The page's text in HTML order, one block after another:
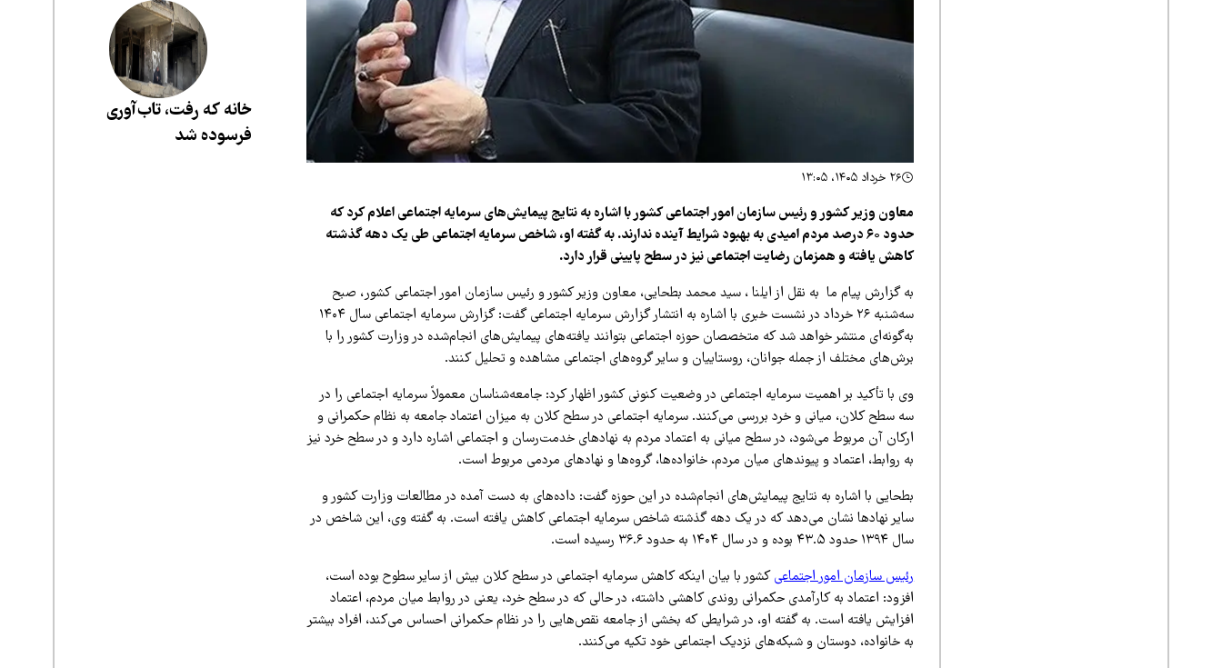
۲۶ خرداد ۱۴۰۵، ۱۳:۰۵
معاون وزیر کشور و رئیس سازمان امور اجتماعی کشور با اشاره به نتایج پیمایش‌های سرمایه اجتماعی اعلام کرد که
حدود ۶۰ درصد مردم امیدی به بهبود شرایط آینده ندارند. به گفته او، شاخص سرمایه اجتماعی طی یک دهه گذشته
کاهش یافته و همزمان رضایت اجتماعی نیز در سطح پایینی قرار دارد.
به گزارش پیام ما به نقل از ایلنا ، سید محمد بطحایی، معاون وزیر کشور و رئیس سازمان امور اجتماعی کشور، صبح
سه‌شنبه ۲۶ خرداد در نشست خبری با اشاره به انتشار گزارش سرمایه اجتماعی گفت: گزارش سرمایه اجتماعی سال ۱۴۰۴
به‌گونه‌ای منتشر خواهد شد که متخصصان حوزه اجتماعی بتوانند یافته‌های پیمایش‌های انجام‌شده در وزارت کشور را با
برش‌های مختلف از جمله جوانان، روستاییان و سایر گروه‌های اجتماعی مشاهده و تحلیل کنند.
وی با تأکید بر اهمیت سرمایه اجتماعی در وضعیت کنونی کشور اظهار کرد: جامعه‌شناسان معمولاً سرمایه اجتماعی را در
سه سطح کلان، میانی و خرد بررسی می‌کنند. سرمایه اجتماعی در سطح کلان به میزان اعتماد جامعه به نظام حکمرانی و
ارکان آن مربوط می‌شود، در سطح میانی به اعتماد مردم به نهادهای خدمت‌رسان و اجتماعی اشاره دارد و در سطح خرد نیز
به روابط، اعتماد و پیوندهای میان مردم، خانواده‌ها، گروه‌ها و نهادهای مردمی مربوط است.
بطحایی با اشاره به نتایج پیمایش‌های انجام‌شده در این حوزه گفت: داده‌های به دست آمده در مطالعات وزارت کشور و
سایر نهادها نشان می‌دهد که در یک دهه گذشته شاخص سرمایه اجتماعی کاهش یافته است. به گفته وی، این شاخص در
سال ۱۳۹۴ حدود ۴۳.۵ بوده و در سال ۱۴۰۴ به حدود ۳۶.۶ رسیده است.
رئیس سازمان امور اجتماعیکشور با بیان اینکه کاهش سرمایه اجتماعی در سطح کلان بیش از سایر سطوح بوده است،
افزود: اعتماد به کارآمدی حکمرانی روندی کاهشی داشته، در حالی که در سطح خرد، یعنی در روابط میان مردم، اعتماد
افزایش یافته است. به گفته او، در شرایطی که بخشی از جامعه نقص‌هایی را در نظام حکمرانی احساس می‌کند، افراد بیشتر
به خانواده، دوستان و شبکه‌های نزدیک اجتماعی خود تکیه می‌کنند.
خانه که رفت، تاب‌آوری
فرسوده شد